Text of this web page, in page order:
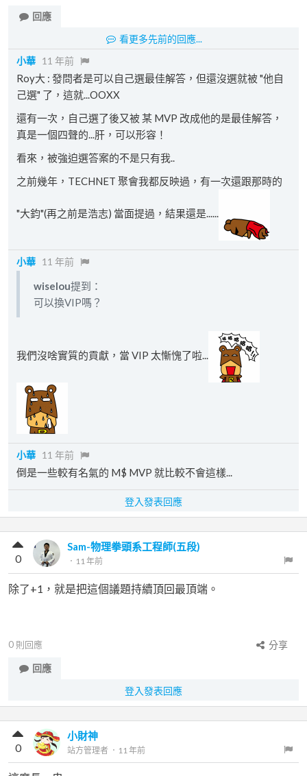
回應
看更多先前的回應...
小華 11 年前
Roy大 : 發問者是可以自己選最佳解答，但還沒選就被 "他自
己選" 了，這就...OOXX
還有一次，自己選了後又被 某 MVP 改成他的是最佳解答，
真是一個四聲的...肝，可以形容！
看來，被強迫選答案的不是只有我..
之前幾年，TECHNET 聚會我都反映過，有一次還跟那時的
"大鈞"(再之前是浩志) 當面提過，結果還是......
小華 11 年前
wiselou提到：
可以換VIP嗎？
我們沒啥實質的貢獻，當 VIP 太慚愧了啦...
小華 11 年前
倒是一些較有名氣的 M$ MVP 就比較不會這樣...
登入發表回應
Sam-物理拳頭系工程師(五段)
． 11 年前
0
除了+1，就是把這個議題持續頂回最頂端。
0 則回應
分享
回應
登入發表回應
小財神
站方管理者 ． 11 年前
0